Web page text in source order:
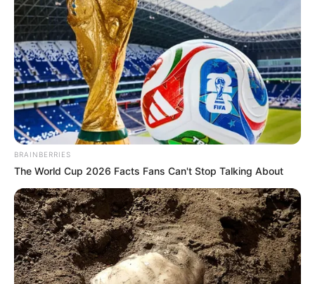
BRAINBERRIES
The World Cup 2026 Facts Fans Can't Stop Talking About